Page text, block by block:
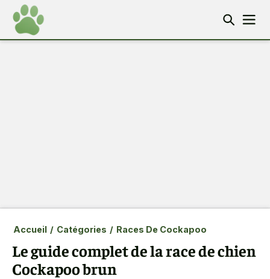
Accueil / Catégories / Races De Cockapoo
Le guide complet de la race de chien
Cockapoo brun